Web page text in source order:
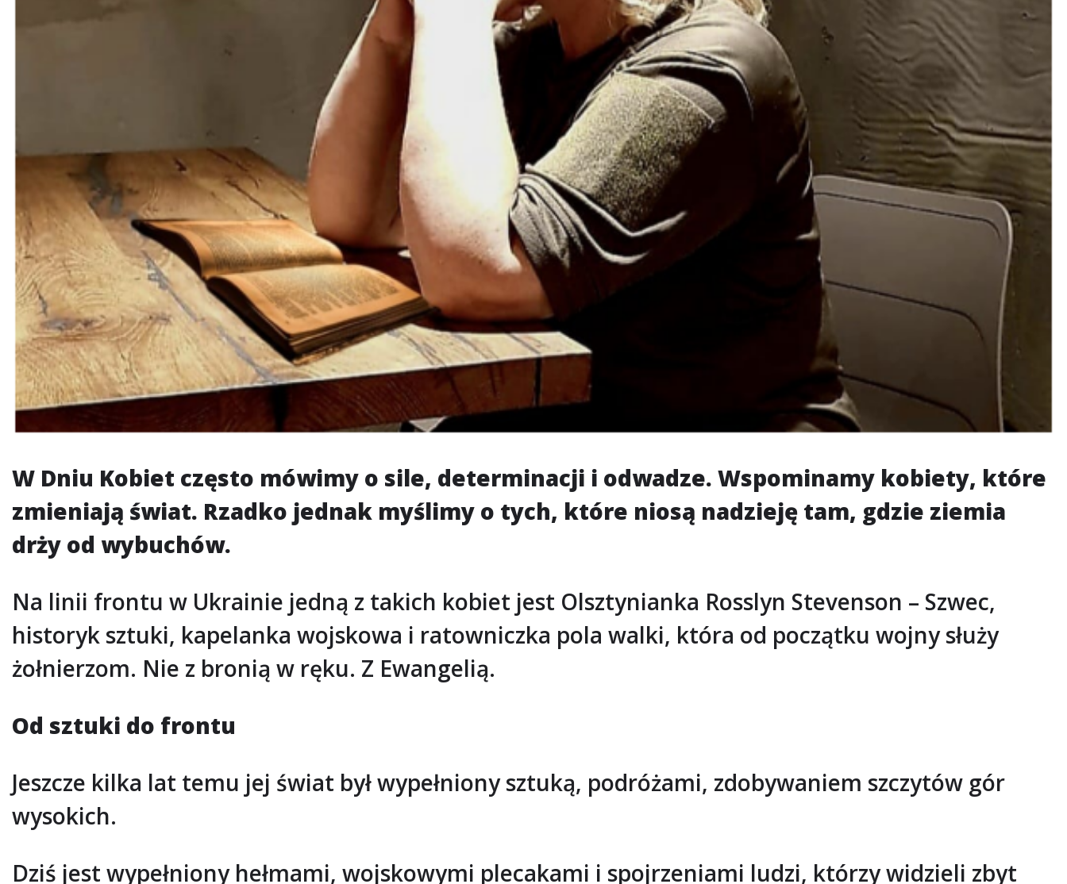
W Dniu Kobiet często mówimy o sile, determinacji i odwadze. Wspominamy kobiety, które
zmieniają świat. Rzadko jednak myślimy o tych, które niosą nadzieję tam, gdzie ziemia
drży od wybuchów.
Na linii frontu w Ukrainie jedną z takich kobiet jest Olsztynianka Rosslyn Stevenson – Szwec,
historyk sztuki, kapelanka wojskowa i ratowniczka pola walki, która od początku wojny służy
żołnierzom. Nie z bronią w ręku. Z Ewangelią.
Od sztuki do frontu
Jeszcze kilka lat temu jej świat był wypełniony sztuką, podróżami, zdobywaniem szczytów gór
wysokich.
Dziś jest wypełniony hełmami, wojskowymi plecakami i spojrzeniami ludzi, którzy widzieli zbyt